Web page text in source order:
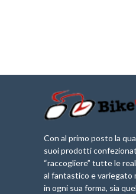
Con al primo posto la
suoi prodotti
“raccogliere” tutte le
al fantastico e variegato
in ogni sua forma, sia